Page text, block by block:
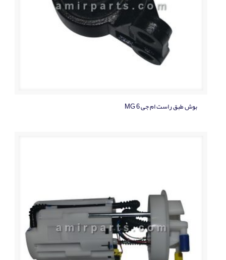
بوش طبق راست ام جی MG 6